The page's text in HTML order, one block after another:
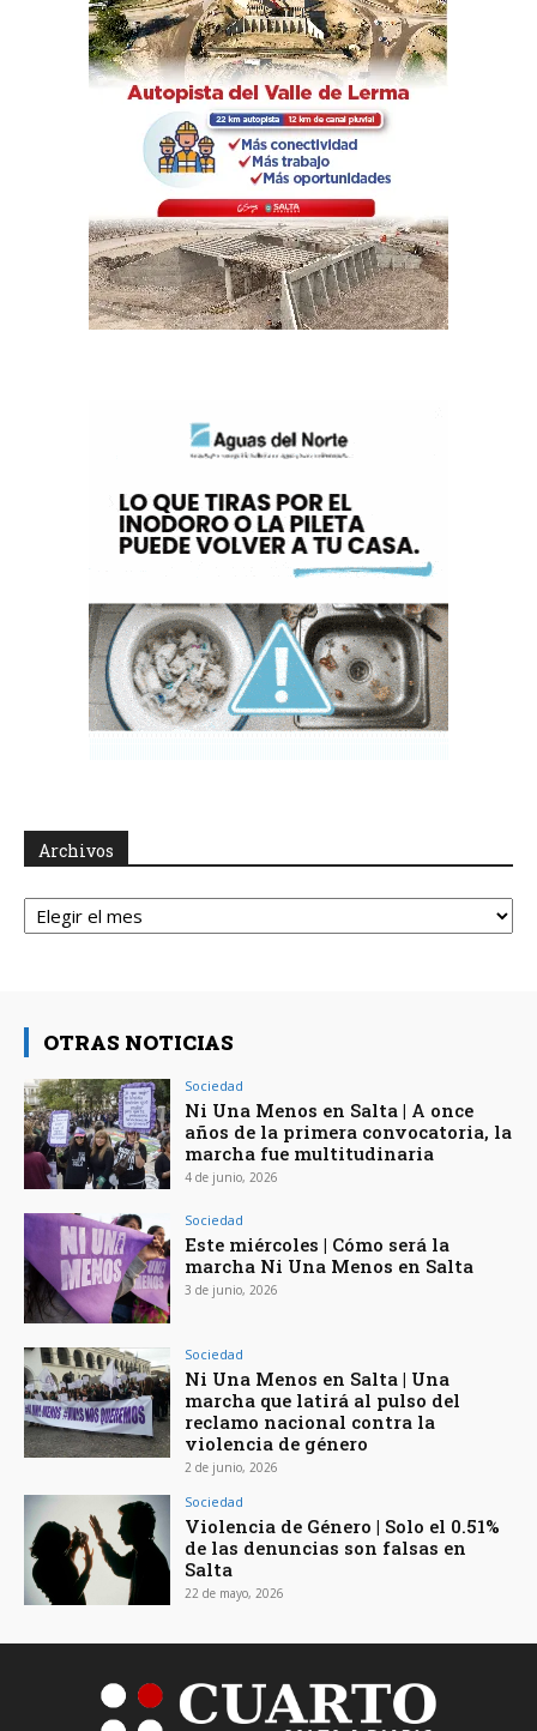
Archivos
Archivos
OTRAS NOTICIAS
Sociedad
Ni Una Menos en Salta | A once
años de la primera convocatoria, la
marcha fue multitudinaria
4 de junio, 2026
Sociedad
Este miércoles | Cómo será la
marcha Ni Una Menos en Salta
3 de junio, 2026
Sociedad
Ni Una Menos en Salta | Una
marcha que latirá al pulso del
reclamo nacional contra la
violencia de género
2 de junio, 2026
Sociedad
Violencia de Género | Solo el 0.51%
de las denuncias son falsas en
Salta
22 de mayo, 2026